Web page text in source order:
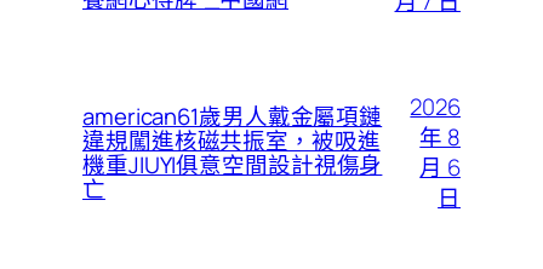
american61歲男人戴金屬項鏈
違規闖進核磁共振室，被吸進
機重JIUYI俱意空間設計視傷身
亡
2026
年 8
月 6
日